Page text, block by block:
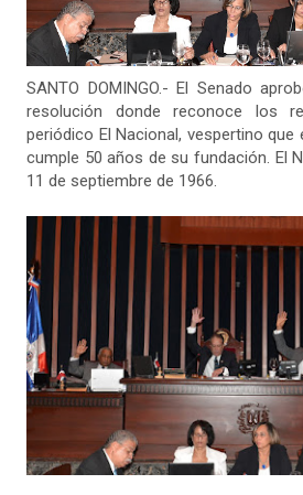
SANTO DOMINGO.- El Senado
resolución donde reconoce los
periódico El Nacional, vespertino que
cumple 50 años de su fundación. El
11 de septiembre de 1966.